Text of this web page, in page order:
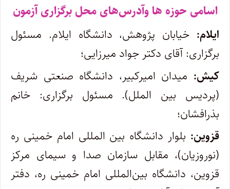
اسامی حوزه ها وآدرس‌های محل برگزاری آزمون
ایلام: خیابان پژوهش، دانشگاه ایلام. مسئول
برگزاری: آقای دکتر جواد میرزایی؛
کیش: میدان امیرکبیر، دانشگاه صنعتی شریف
(پردیس بین الملل). مسئول برگزاری: خانم
بذرافشان؛
قزوین: بلوار دانشگاه بین المللی امام خمینی ره
(نوروزیان)، مقابل سازمان صدا و سیمای مرکز
قزوین، دانشگاه بین‌المللی امام خمینی ره، دفتر